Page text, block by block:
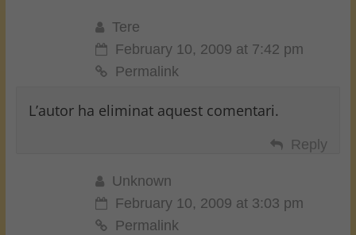
Tere
February 10, 2009 at 7:42 pm
Permalink
L’autor ha eliminat aquest comentari.
Reply
Unknown
February 10, 2009 at 3:03 pm
Permalink